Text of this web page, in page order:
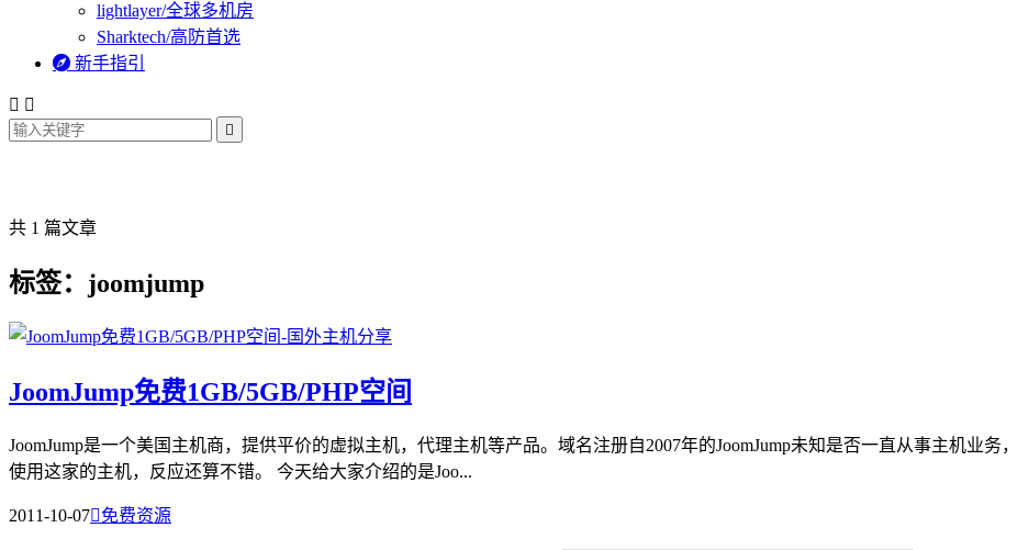
lightlayer/全球多机房
Sharktech/高防首选
 新手指引
 

共 1 篇文章
标签：joomjump
JoomJump免费1GB/5GB/PHP空间
JoomJump是一个美国主机商，提供平价的虚拟主机，代理主机等产品。域名注册自2007年的JoomJump未知是否一直从事主机业
使用这家的主机，反应还算不错。 今天给大家介绍的是Joo...
2011-10-07免费资源